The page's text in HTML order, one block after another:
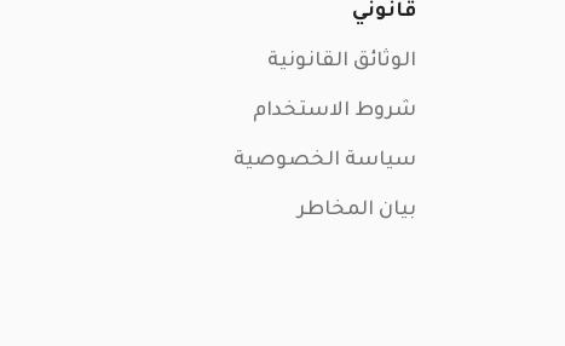
قانوني
الوثائق القانونية
شروط الاستخدام
سياسة الخصوصية
بيان المخاطر